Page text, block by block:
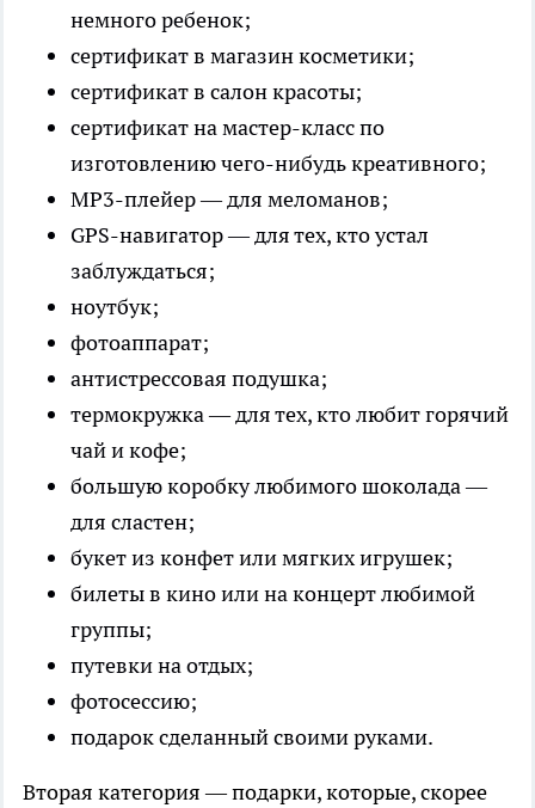
немного ребенок;
сертификат в магазин косметики;
сертификат в салон красоты;
сертификат на мастер-класс по
изготовлению чего-нибудь креативного;
МР3-плейер — для меломанов;
GPS-навигатор — для тех, кто устал
заблуждаться;
ноутбук;
фотоаппарат;
антистрессовая подушка;
термокружка — для тех, кто любит горячий
чай и кофе;
большую коробку любимого шоколада —
для сластен;
букет из конфет или мягких игрушек;
билеты в кино или на концерт любимой
группы;
путевки на отдых;
фотосессию;
подарок сделанный своими руками.
Вторая категория — подарки, которые, скорее